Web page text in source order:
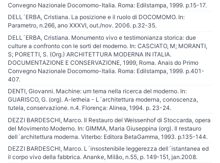
Convegno Nazionale Docomomo-Italia. Roma: Edilstampa, 1999. p.15-17.
DELL´ERBA, Cristiana. La posizione e il ruolo di DOCOMOMO. In:
Parametro, n.266, ano XXXVI, out./nov. 2006. p.32-35.
DELL´ERBA, Cristiana. Monumento vivo e testimonianza storica: due
culture a confronto con le sorti del moderno. In: CASCIATO, M; MORANTI,
S; PORETTI, S. (Org.) ARCHITETTURA MODERNA IN ITALIA.
DOCUMENTAZIONE E CONSERVAZIONE, 1999, Roma. Anais do Primo
Convegno Nazionale Docomomo-Italia. Roma: Edilstampa, 1999. p.401-
407.
DENTI, Giovanni. Machine: um tema nella ricerca del moderno. In:
GUARISCO, G. (org). A-letheia - L´architettura moderna, conoscenza,
tutela, conservazione. n.4. Florença: Alinea, 1994. p. 23-24.
DEZZI BARDESCHI, Marco. Il Restauro del Weissenhof di Stoccarda, opera
del Movimento Moderno. In: GIMMA, Maria Giuseppina (org). Il restauro
dell´architettura moderna. Viterbo: Editora BetaGamma, 1993. p.135-144.
DEZZI BARDESCHI, Marco. L´insostenibile leggerezza dell´istantanea ed
il corpo vivo della fabbrica. Ananke, Milão, n.55, p. 149-151, jan.2008.